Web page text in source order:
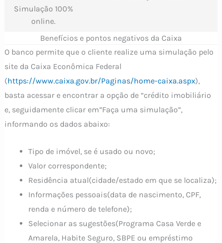
Simulação 100%
online.
Benefícios e pontos negativos da Caixa
O banco permite que o cliente realize uma simulação pelo
site da Caixa Econômica Federal
(https://www.caixa.gov.br/Paginas/home-caixa.aspx),
basta acessar e encontrar a opção de “crédito imobiliário
e, seguidamente clicar em”Faça uma simulação”,
informando os dados abaixo:
Tipo de imóvel, se é usado ou novo;
Valor correspondente;
Residência atual(cidade/estado em que se localiza);
Informações pessoais(data de nascimento, CPF,
renda e número de telefone);
Selecionar as sugestões(Programa Casa Verde e
Amarela, Habite Seguro, SBPE ou empréstimo